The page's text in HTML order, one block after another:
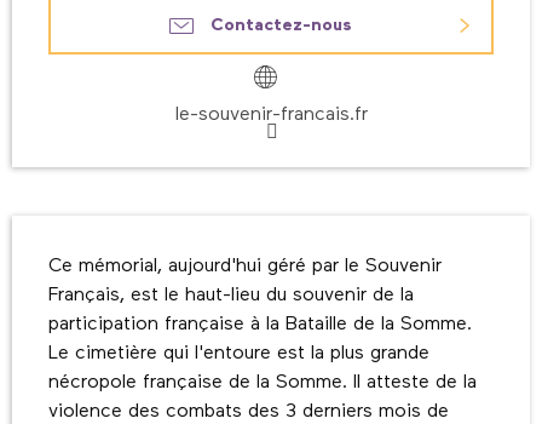
Contactez-nous
le-souvenir-francais.fr
Ce mémorial, aujourd'hui géré par le Souvenir
Français, est le haut-lieu du souvenir de la
participation française à la Bataille de la Somme.
Le cimetière qui l'entoure est la plus grande
nécropole française de la Somme. Il atteste de la
violence des combats des 3 derniers mois de